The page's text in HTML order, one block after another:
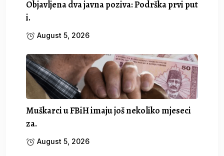
Objavljena dva javna poziva: Podrška prvi put
i.
August 5, 2026
Muškarci u FBiH imaju još nekoliko mjeseci
za.
August 5, 2026